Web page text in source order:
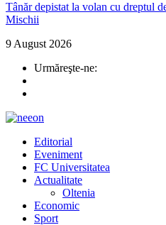
Tânăr depistat la volan cu dreptul
Mischii
9 August 2026
Urmăreşte-ne:
Editorial
Eveniment
FC Universitatea
Actualitate
Oltenia
Economic
Sport